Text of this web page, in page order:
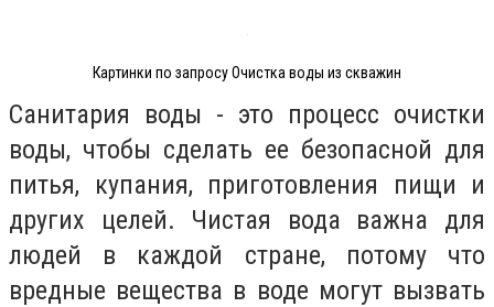
Картинки по запросу Очистка воды из скважин
Санитария воды - это процесс очистки
воды, чтобы сделать ее безопасной для
питья, купания, приготовления пищи и
других целей. Чистая вода важна для
людей в каждой стране, потому что
вредные вещества в воде могут вызвать